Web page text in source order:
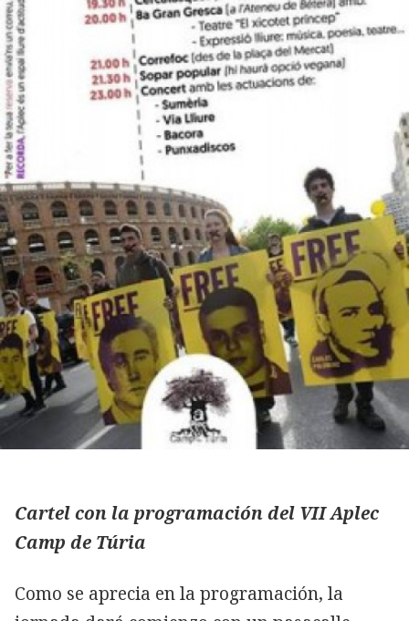
Cartel con la programación del VII Aplec
Camp de Túria
Como se aprecia en la programación, la